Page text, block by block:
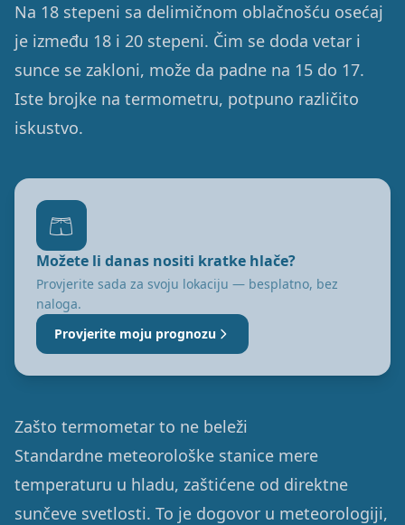
Na 18 stepeni sa delimičnom oblačnošću osećaj
je između 18 i 20 stepeni. Čim se doda vetar i
sunce se zakloni, može da padne na 15 do 17.
Iste brojke na termometru, potpuno različito
iskustvo.
🩳
Možete li danas nositi kratke hlače?
Provjerite sada za svoju lokaciju — besplatno, bez
naloga.
Provjerite moju prognozu
Zašto termometar to ne beleži
Standardne meteorološke stanice mere
temperaturu u hladu, zaštićene od direktne
sunčeve svetlosti. To je dogovor u meteorologiji,